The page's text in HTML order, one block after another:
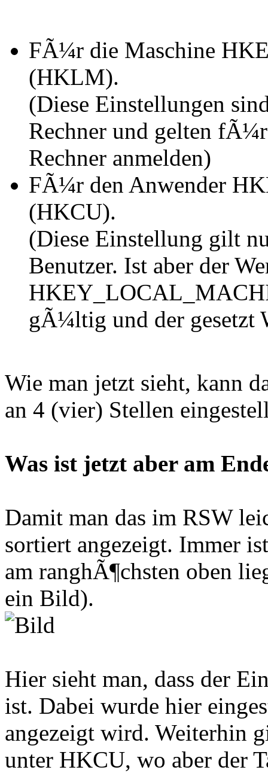
FÃ¼r die Maschine
(HKLM).
(Diese Einstellungen
Rechner und gelten
Rechner anmelden)
FÃ¼r den Anwender
(HKCU).
(Diese Einstellung gilt
Benutzer. Ist aber der
gÃ¼ltig und der gesetzt
Wie man jetzt sieht, kann
an 4 (vier) Stellen
Was ist jetzt aber am
Damit man das im RSW
sortiert angezeigt. Immer
am ranghÃ¶chsten oben
ein Bild).
Hier sieht man, dass der
ist. Dabei wurde hier
angezeigt wird. Weiterhin
unter HKCU, wo aber der